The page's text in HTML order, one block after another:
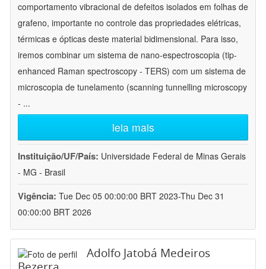
comportamento vibracional de defeitos isolados em folhas de
grafeno, importante no controle das propriedades elétricas,
térmicas e ópticas deste material bidimensional. Para isso,
iremos combinar um sistema de nano-espectroscopia (tip-
enhanced Raman spectroscopy - TERS) com um sistema de
microscopia de tunelamento (scanning tunnelling microscopy
- ...
leia mais
Instituição/UF/País: Universidade Federal de Minas Gerais
- MG - Brasil
Vigência: Tue Dec 05 00:00:00 BRT 2023-Thu Dec 31
00:00:00 BRT 2026
Adolfo Jatobá Medeiros